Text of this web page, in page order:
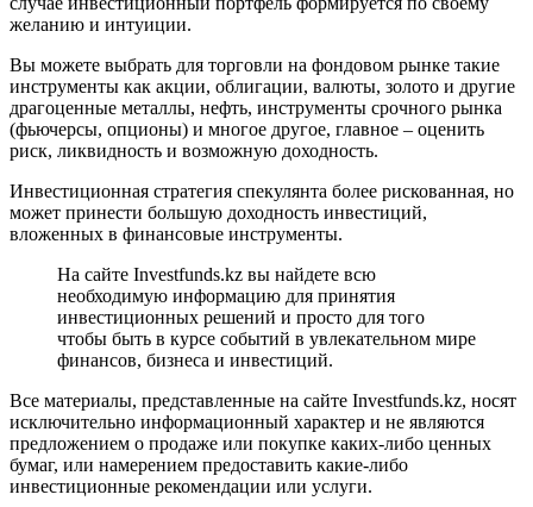
желанию и интуиции.
Вы можете выбрать для торговли на фондовом рынке такие
инструменты как акции, облигации, валюты, золото и другие
драгоценные металлы, нефть, инструменты срочного рынка
(фьючерсы, опционы) и многое другое, главное – оценить
риск, ликвидность и возможную доходность.
Инвестиционная стратегия спекулянта более рискованная, но
может принести большую доходность инвестиций,
вложенных в финансовые инструменты.
На сайте Investfunds.kz вы найдете всю
необходимую информацию для принятия
инвестиционных решений и просто для того
чтобы быть в курсе событий в увлекательном мире
финансов, бизнеса и инвестиций.
Все материалы, представленные на сайте Investfunds.kz, носят
исключительно информационный характер и не являются
предложением о продаже или покупке каких-либо ценных
бумаг, или намерением предоставить какие-либо
инвестиционные рекомендации или услуги.